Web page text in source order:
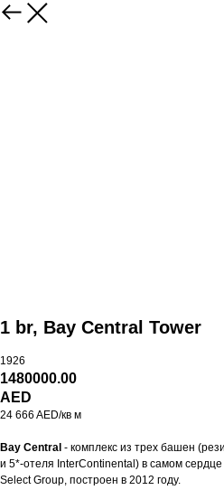
1 br, Bay Central Tower
1926
1480000.00
AED
24 666 AED/кв м
Bay Central - комплекс из трех башен
и 5*-отеля InterContinental) в самом
Select Group, построен в 2012 году.